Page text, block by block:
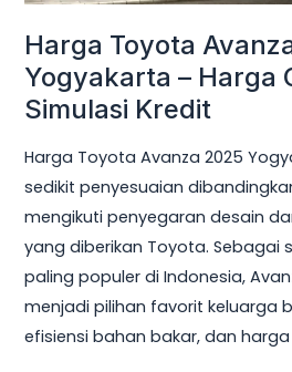
Harga Toyota
Yogyakarta – Harga
Simulasi Kredit
Harga Toyota Avanza 2025
sedikit penyesuaian
mengikuti penyegaran desain
yang diberikan Toyota. Sebagai
paling populer di Indonesia,
menjadi pilihan favorit keluarga
efisiensi bahan bakar, dan
OTR,
Fitur,
dan
Simulasi